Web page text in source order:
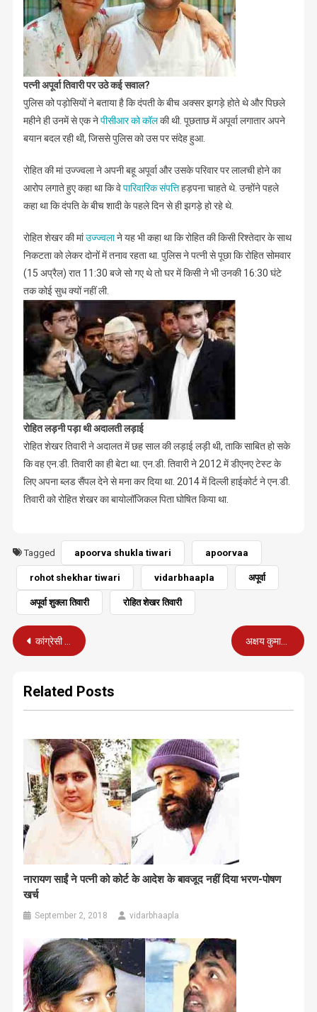
पत्नी अपूर्वा तिवारी पर उठे कई सवाल?
पुलिस को पड़ोसियों ने बताया है कि दंपती के बीच अक्सर झगड़े होते थे और पिछले
महीने ही उनमें से एक नेपीसीआर को कॉलकी थी. पूछताछ में अपूर्वा लगातार अपने
बयान बदल रही थी, जिससे पुलिस को उस पर संदेह हुआ.
रोहित की मां उज्ज्वला ने अपनी बहू अपूर्वा और उसके परिवार पर लालची होने का
आरोप लगाते हुए कहा था कि वेपारिवारिक संपत्तिहड़पना चाहते थे. उन्होंने पहले
कहा था कि दंपति के बीच शादी के पहले दिन से ही झगड़े हो रहे थे.
रोहित शेखर की मांउज्ज्वलाने यह भी कहा था कि रोहित की किसी रिश्तेदार के साथ
निकटता को लेकर दोनों में तनाव रहता था. पुलिस ने पत्नी से पूछा कि रोहित सोमवार
(15 अप्रैल) रात 11:30 बजे सो गए थे तो घर में किसी ने भी उनकी 16:30 घंटे
तक कोई सुध क्यों नहीं ली.
रोहित लड़नी पड़ा थी अदालती लड़ाई
रोहित शेखर तिवारी ने अदालत में छह साल की लड़ाई लड़ी थी, ताकि साबित हो सके
कि वह एन.डी. तिवारी का ही बेटा था. एन.डी. तिवारी ने 2012 में डीएनए टेस्ट के
लिए अपना ब्लड सैंपल देने से मना कर दिया था. 2014 में दिल्ली हाईकोर्ट ने एन.डी.
तिवारी को रोहित शेखर का बायोलॉजिकल पिता घोषित किया था.
Tagged apoorva shukla tiwari apoorvaa
rohot shekhar tiwari vidarbhaapla अपूर्वा
अपूर्वा शुक्ला तिवारी रोहित शेखर तिवारी
Post
कांग्रेसी ही पड़े शत्रुघ्न के पीछे, बताया ‘लालू का दलाल’ अक्षय कुमार ने लिया इंटरव्यू : मोदी जी, कैसे कर लेते हो ये सब
Related Posts
नारायण साईं ने पत्नी को कोर्ट के आदेश के बावजूद नहीं दिया भरण-पोषण
खर्च
September 2, 2018 vidarbhaapla